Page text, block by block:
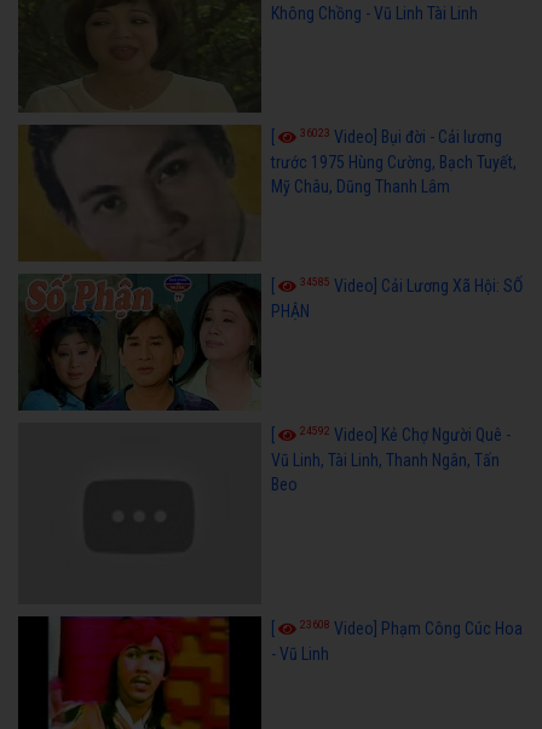
Không Chồng - Vũ Linh Tài Linh
36023 Video] Bụi đời - Cải lương
trước 1975 Hùng Cường, Bạch Tuyết,
Mỹ Châu, Dũng Thanh Lâm
34585 Video] Cải Lương Xã Hội: SỐ
PHẬN
24592 Video] Kẻ Chợ Người Quê -
Vũ Linh, Tài Linh, Thanh Ngân, Tấn
Beo
23608 Video] Phạm Công Cúc Hoa
- Vũ Linh